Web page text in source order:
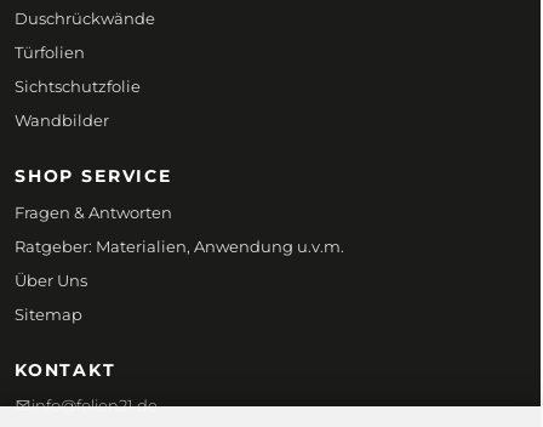
Duschrückwände
Türfolien
Sichtschutzfolie
Wandbilder
SHOP SERVICE
Fragen & Antworten
Ratgeber: Materialien, Anwendung u.v.m.
Über Uns
Sitemap
KONTAKT
info@folien21.de